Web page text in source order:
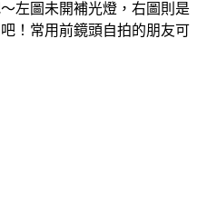
左圖未開補光燈，右圖則是
！常用前鏡頭自拍的朋友可